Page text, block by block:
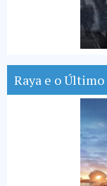
Raya e o